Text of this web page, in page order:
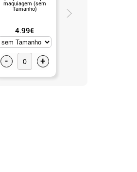
maquiagem (sem
Tamanho)
4.99€
- +